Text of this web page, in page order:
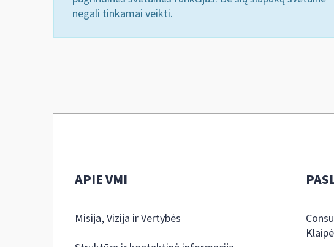
negali tinkamai veikti.
APIE VMI
Misija, Vizija ir Vertybės